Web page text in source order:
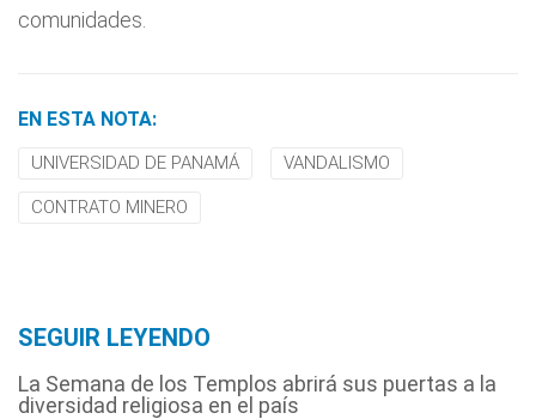
comunidades.
EN ESTA NOTA:
UNIVERSIDAD DE PANAMÁ VANDALISMO
CONTRATO MINERO
SEGUIR LEYENDO
La Semana de los Templos abrirá sus puertas a la
diversidad religiosa en el país